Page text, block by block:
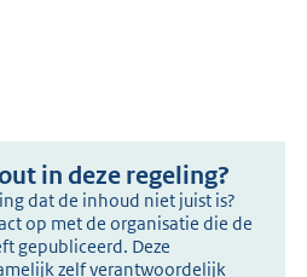
in deze regeling?
dat de inhoud niet juist is?
op met de organisatie die de
gepubliceerd. Deze
zelf verantwoordelijk